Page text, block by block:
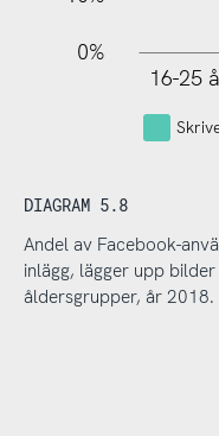
0%
16-25
DIAGRAM 5.8
Andel av Facebook-
inlägg, lägger upp
åldersgrupper, år 2018.